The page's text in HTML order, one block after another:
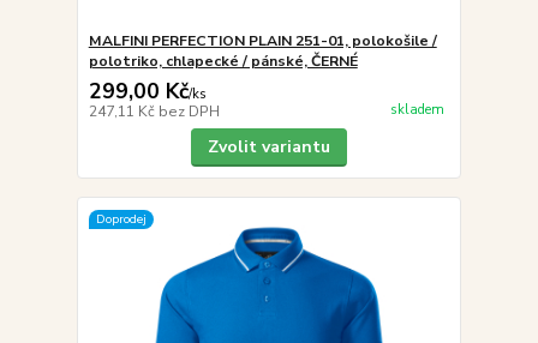
MALFINI PERFECTION PLAIN 251-01, polokošile /
polotriko, chlapecké / pánské, ČERNÉ
299,00 Kč/ks
247,11 Kč bez DPH skladem
Zvolit variantu
Doprodej